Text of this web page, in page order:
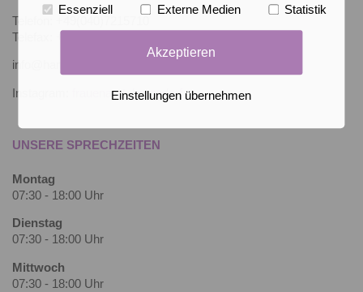
Telefon: +49(040)7215710
Telefax: +49(040)7214417
info@hamburg-frauenarzt.net
Instagram: frauenarzt_bergedorf
UNSERE SPRECHZEITEN
Montag
07:30 - 18:00 Uhr
Dienstag
07:30 - 18:00 Uhr
Mittwoch
07:30 - 18:00 Uhr
Essenziell Externe Medien Statistik
Akzeptieren
Einstellungen übernehmen